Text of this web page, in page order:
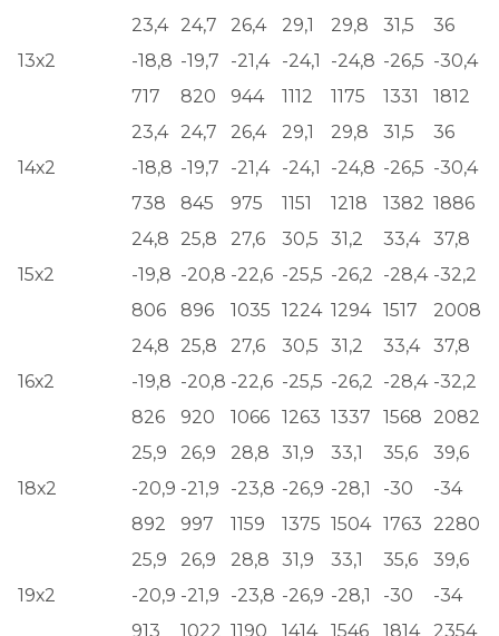
13х2
23,4 24,7 26,4 29,1 29,8 31,5
36
-18,8 -19,7 -21,4 -24,1 -24,8 -26,5 -30,4
717
820 944 1112 1175 1331 1812
14х2
23,4 24,7 26,4 29,1 29,8 31,5
36
-18,8 -19,7 -21,4 -24,1 -24,8 -26,5 -30,4
738
845 975 1151 1218 1382 1886
15х2
24,8 25,8 27,6 30,5 31,2 33,4
37,8
-19,8 -20,8 -22,6 -25,5 -26,2 -28,4 -32,2
806
896 1035 1224 1294 1517 2008
16х2
24,8 25,8 27,6 30,5 31,2 33,4
37,8
-19,8 -20,8 -22,6 -25,5 -26,2 -28,4 -32,2
826
920 1066 1263 1337 1568 2082
18х2
25,9 26,9 28,8 31,9 33,1 35,6
39,6
-20,9 -21,9 -23,8 -26,9 -28,1 -30
-34
892
997 1159 1375 1504 1763 2280
19х2
25,9 26,9 28,8 31,9 33,1 35,6
39,6
-20,9 -21,9 -23,8 -26,9 -28,1 -30
-34
913
1022 1190 1414 1546 1814 2354